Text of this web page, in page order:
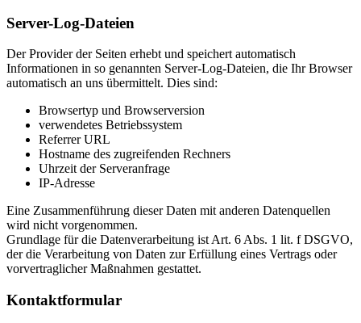
Server-Log-Dateien
Der Provider der Seiten erhebt und speichert automatisch
Informationen in so genannten Server-Log-Dateien, die Ihr Browser
automatisch an uns übermittelt. Dies sind:
Browsertyp und Browserversion
verwendetes Betriebssystem
Referrer URL
Hostname des zugreifenden Rechners
Uhrzeit der Serveranfrage
IP-Adresse
Eine Zusammenführung dieser Daten mit anderen Datenquellen
wird nicht vorgenommen.
Grundlage für die Datenverarbeitung ist Art. 6 Abs. 1 lit. f DSGVO,
der die Verarbeitung von Daten zur Erfüllung eines Vertrags oder
vorvertraglicher Maßnahmen gestattet.
Kontaktformular